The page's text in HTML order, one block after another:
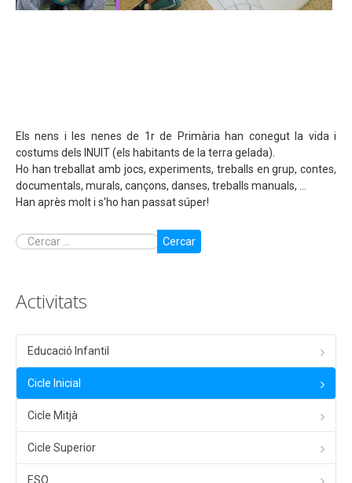
Els nens i les nenes de 1r de Primària han conegut la vida i
costums dels INUIT (els habitants de la terra gelada).
Ho han treballat amb jocs, experiments, treballs en grup, contes,
documentals, murals, cançons, danses, treballs manuals, ...
Han après molt i s'ho han passat súper!
Cercar
Activitats
Educació Infantil
Cicle Inicial
Cicle Mitjà
Cicle Superior
ESO